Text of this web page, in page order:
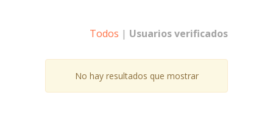
Todos | Usuarios verificados
No hay resultados que mostrar